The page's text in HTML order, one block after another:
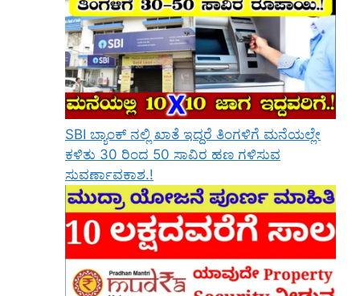
SBI ಬ್ಯಾಂಕ್ ನಲ್ಲಿ ಖಾತೆ ಇದ್ದರೆ ತಿಂಗಳಿಗೆ ಮನೆಯಲ್ಲೇ
ಕಳಿತು 30 ರಿಂದ 50 ಸಾವಿರ ಹಣ ಗಳಿಸುವ
ಸುವರ್ಣಾವಕಾಶ.!